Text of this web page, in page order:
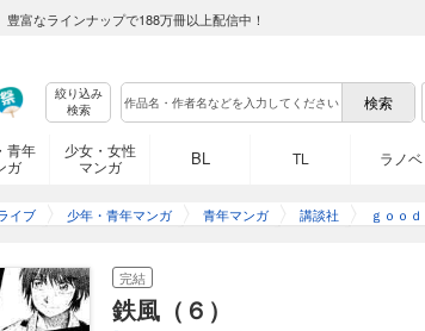
富なラインナップで188万冊以上配信中！
絞り込み
検索
青年
ガ
少女・女性
マンガ
BL TL ラノベ
イブ 少年・青年マンガ 青年マンガ 講談社 ｇｏｏ
完結
鉄風（６）